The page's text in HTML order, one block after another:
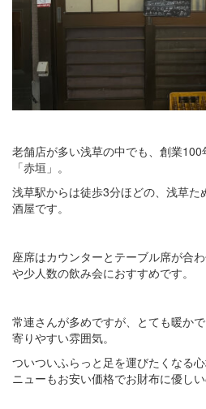
老舗店が多い浅草の中でも、創業
「赤垣」。
浅草駅からは徒歩3分ほどの、浅草
酒屋です。
座席はカウンターとテーブル席が合
や少人数の飲み会におすすめです。
常連さんが多めですが、とても暖か
寄りやすい雰囲気。
ついついふらっと足を運びたくなる
ニューもお安い価格でお財布に優し